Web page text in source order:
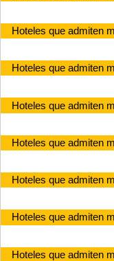
Hoteles que admiten
Hoteles que admiten
Hoteles que admiten
Hoteles que admiten
Hoteles que admiten
Hoteles que admiten
Hoteles que admiten